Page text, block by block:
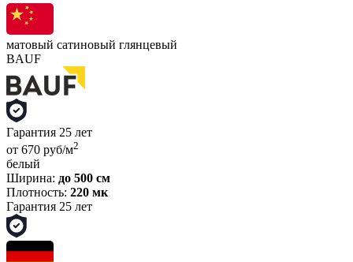
матовый сатиновый глянцевый
BAUF
Гарантия 25 лет
от 670 руб/м2
белый
Ширина: до 500 см
Плотность: 220 мк
Гарантия 25 лет